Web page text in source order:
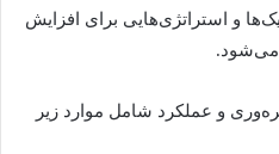
و استراتژی‌هایی برای افزایش
می‌شود.
و عملکرد شامل موارد زیر